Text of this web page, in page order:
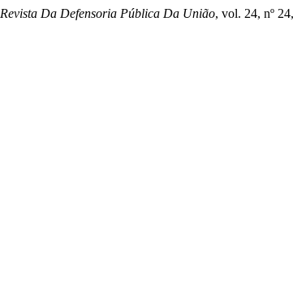
Revista Da Defensoria Pública Da União, vol. 24, nº